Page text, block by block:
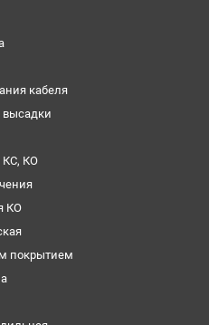
кабеля
высадки
КС, КО
КО
покрытием